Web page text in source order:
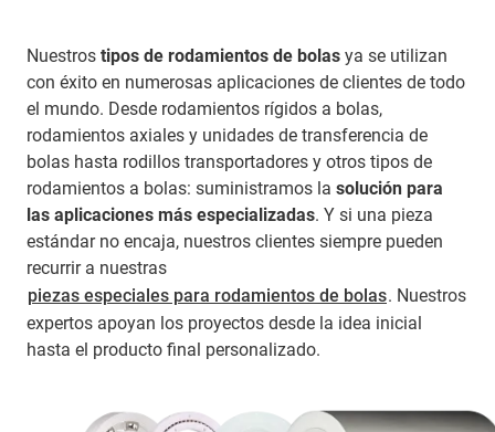
Nuestros tipos de rodamientos de bolas ya se utilizan
con éxito en numerosas aplicaciones de clientes de todo
el mundo. Desde rodamientos rígidos a bolas,
rodamientos axiales y unidades de transferencia de
bolas hasta rodillos transportadores y otros tipos de
rodamientos a bolas: suministramos la solución para
las aplicaciones más especializadas. Y si una pieza
estándar no encaja, nuestros clientes siempre pueden
recurrir a nuestras
piezas especiales para rodamientos de bolas. Nuestros
expertos apoyan los proyectos desde la idea inicial
hasta el producto final personalizado.